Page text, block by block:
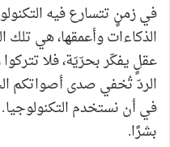
في زمنٍ تتسارع فيه
الذكاءات وأعمقها، هي
عقلٍ يفكّر بحرّيّة، فلا
الردّ تُخفي صدى أصواتكم
في أن نستخدم
بشرًا.